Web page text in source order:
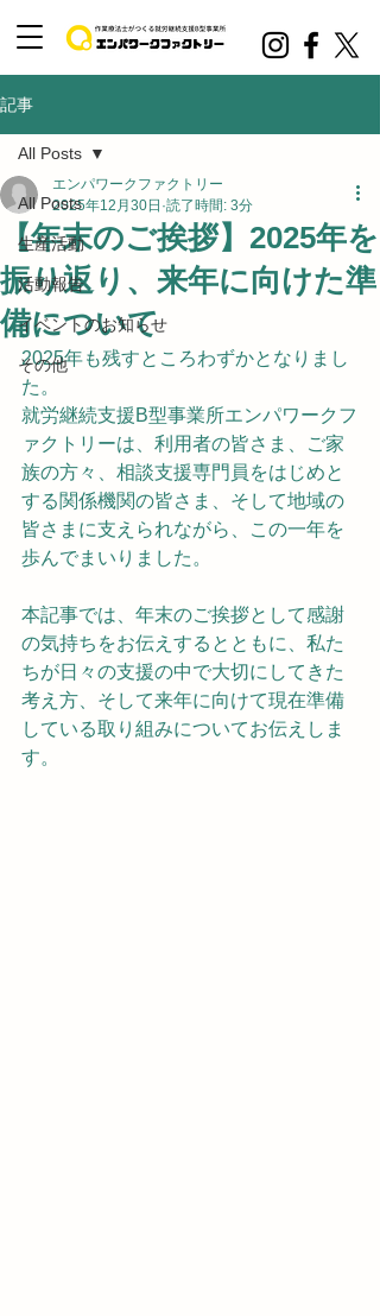
記事
All Posts
生産活動
活動報告
イベントのお知らせ
その他
All Posts
【年末のご挨拶】2025年を
振り返り、来年に向けた準
備について
エンパワークファクトリー
2025年12月30日 読了時間: 3分
2025年も残すところわずかとなりまし
た。
就労継続支援B型事業所エンパワークフ
ァクトリーは、利用者の皆さま、ご家
族の方々、相談支援専門員をはじめと
する関係機関の皆さま、そして地域の
皆さまに支えられながら、この一年を
歩んでまいりました。
本記事では、年末のご挨拶として感謝
の気持ちをお伝えするとともに、私た
ちが日々の支援の中で大切にしてきた
考え方、そして来年に向けて現在準備
している取り組みについてお伝えしま
す。